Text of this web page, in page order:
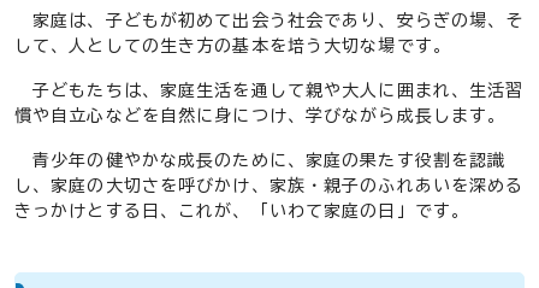
家庭は、子どもが初めて出会う社会であり、安らぎの場、そ
して、人としての生き方の基本を培う大切な場です。
子どもたちは、家庭生活を通して親や大人に囲まれ、生活習
慣や自立心などを自然に身につけ、学びながら成長します。
青少年の健やかな成長のために、家庭の果たす役割を認識
し、家庭の大切さを呼びかけ、家族・親子のふれあいを深める
きっかけとする日、これが、「いわて家庭の日」です。